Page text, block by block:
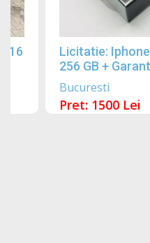
Licitatie:
256 GB +
Bucuresti
Pret: 1500 Lei